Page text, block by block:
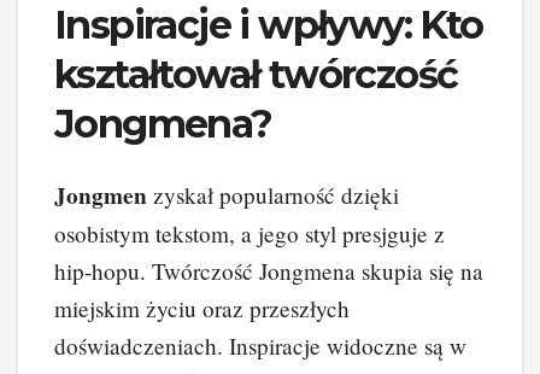
Inspiracje i wpływy: Kto
kształtował twórczość
Jongmena?
Jongmen zyskał popularność dzięki
osobistym tekstom, a jego styl presjguje z
hip-hopu. Twórczość Jongmena skupia się na
miejskim życiu oraz przeszłych
doświadczeniach. Inspiracje widoczne są w